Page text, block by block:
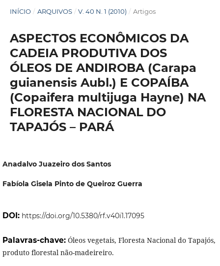
INÍCIO / ARQUIVOS / V. 40 N. 1 (2010) / Artigos
ASPECTOS ECONÔMICOS DA
CADEIA PRODUTIVA DOS
ÓLEOS DE ANDIROBA (Carapa
guianensis Aubl.) E COPAÍBA
(Copaifera multijuga Hayne) NA
FLORESTA NACIONAL DO
TAPAJÓS – PARÁ
Anadalvo Juazeiro dos Santos
Fabíola Gisela Pinto de Queiroz Guerra
DOI: https://doi.org/10.5380/rf.v40i1.17095
Palavras-chave: Óleos vegetais, Floresta Nacional do Tapajós,
produto florestal não-madeireiro.